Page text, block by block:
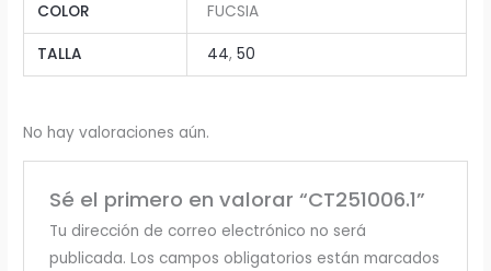
COLOR FUCSIA
TALLA 44,50
No hay valoraciones aún.
Sé el primero en valorar “CT251006.1”
Tu dirección de correo electrónico no será
publicada. Los campos obligatorios están marcados